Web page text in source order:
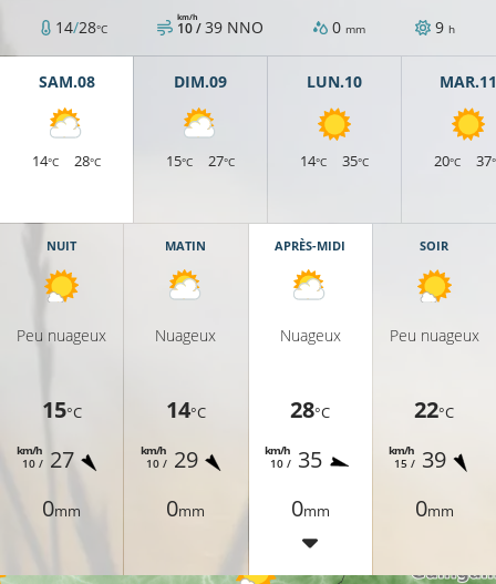
14/28°C 10 /
km/h 39 NNO 0 mm 9 h
SAM.08
14°C 28°C
DIM.09
15°C 27°C
LUN.10
14°C 35°C
MAR.11
20°C 37
NUIT
Peu nuageux
15°C
10 /
km/h 27
0mm
MATIN
Nuageux
14°C
10 /
km/h 29
0mm
APRÈS-MIDI
Nuageux
28°C
10 /
km/h 35
0mm
SOIR
Peu nuageux
22°C
15 /
km/h 39
0mm
24°C